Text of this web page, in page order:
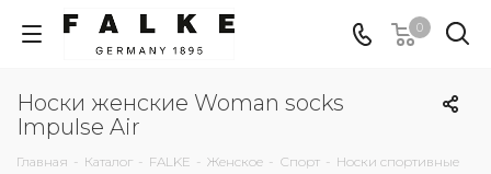
0
Носки женские Woman socks
Impulse Air
Главная - Каталог - FALKE - Женское - Спорт - Носки спортивные